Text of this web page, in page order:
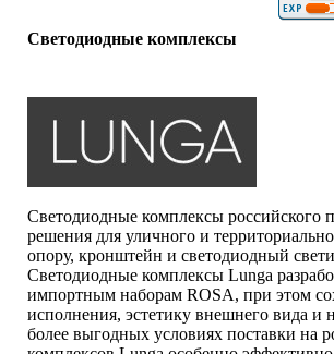
Светодиодные комплексы
Светодиодные комплексы российского
решения для уличного и
опору, кронштейн и светодиодный
Светодиодные комплексы Lunga
импортным наборам ROSA, при этом
исполнения, эстетику внешнего вида и
более выгодных условиях поставки на